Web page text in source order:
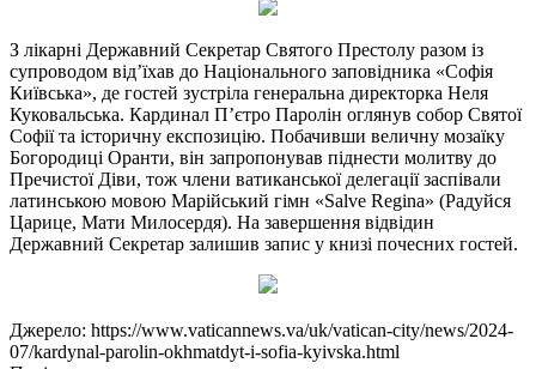
З лікарні Державний Секретар Святого Престолу разом із
супроводом від’їхав до Національного заповідника «Софія
Київська», де гостей зустріла генеральна директорка Неля
Куковальська. Кардинал Пʼєтро Паролін оглянув собор Святої
Софії та історичну експозицію. Побачивши величну мозаїку
Богородиці Оранти, він запропонував піднести молитву до
Пречистої Діви, тож члени ватиканської делегації заспівали
латинською мовою Марійський гімн «Salve Regina» (Радуйся
Царице, Мати Милосердя). На завершення відвідин
Державний Секретар залишив запис у книзі почесних гостей.
Джерело: https://www.vaticannews.va/uk/vatican-city/news/2024-
07/kardynal-parolin-okhmatdyt-i-sofia-kyivska.html